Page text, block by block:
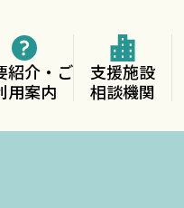
紹介・ご
用案内
支援施設
相談機関